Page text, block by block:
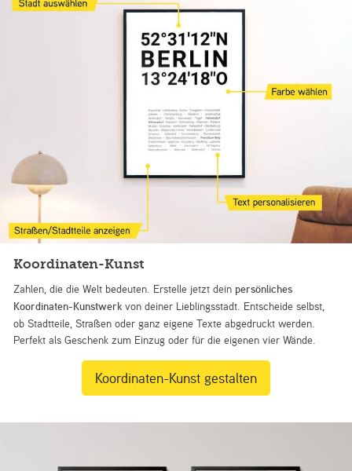
Koordinaten-Kunst
Zahlen, die die Welt bedeuten. Erstelle jetzt dein persönliches
Koordinaten-Kunstwerk von deiner Lieblingsstadt. Entscheide selbst,
ob Stadtteile, Straßen oder ganz eigene Texte abgedruckt werden.
Perfekt als Geschenk zum Einzug oder für die eigenen vier Wände.
Koordinaten-Kunst gestalten